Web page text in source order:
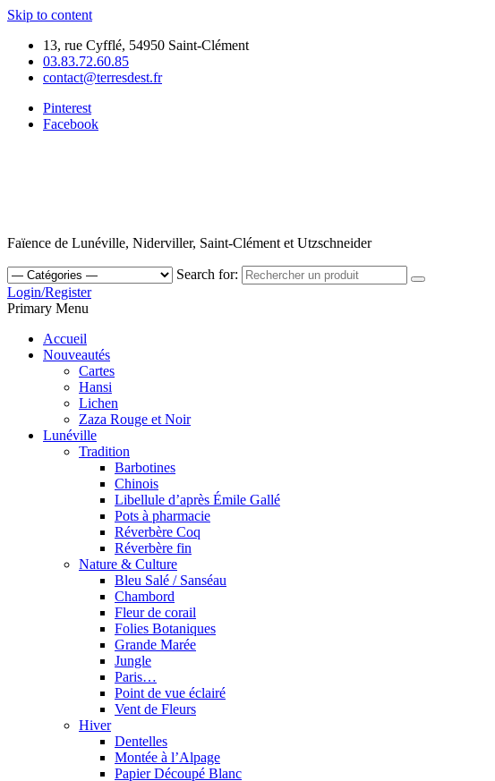
Skip to content
13, rue Cyfflé, 54950 Saint-Clément
03.83.72.60.85
contact@terresdest.fr
Pinterest
Facebook
Faïence de Lunéville, Niderviller, Saint-Clément et Utzschneider
Search for:
Login/Register
Primary Menu
Accueil
Nouveautés
Cartes
Hansi
Lichen
Zaza Rouge et Noir
Lunéville
Tradition
Barbotines
Chinois
Libellule d’après Émile Gallé
Pots à pharmacie
Réverbère Coq
Réverbère fin
Nature & Culture
Bleu Salé / Sanséau
Chambord
Fleur de corail
Folies Botaniques
Grande Marée
Jungle
Paris…
Point de vue éclairé
Vent de Fleurs
Hiver
Dentelles
Montée à l’Alpage
Papier Découpé Blanc